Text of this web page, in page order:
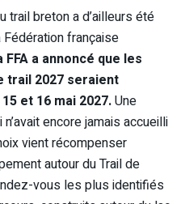
trail breton a d’ailleurs été
française
FFA a annoncé que les
trail 2027 seraient
et 16 mai 2027.Une
encore jamais accueilli
vient récompenser
autour du Trail de
vous les plus identifiés